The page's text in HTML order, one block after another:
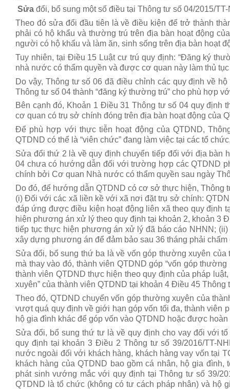
Sửa đổi, bổ sung một số điều tại Thông tư số 04/2015/
Theo đó sửa đổi đầu tiên là về điều kiện để trở thành
phải có hộ khẩu và thường trú trên địa bàn hoạt động
người có hộ khẩu và làm ăn, sinh sống trên địa bàn hoạt
Tuy nhiên, tại Điều 15 Luật cư trú quy định: “Đăng ký
nhà nước có thẩm quyền và được cơ quan này làm thủ
Do vậy, Thông tư số 06 đã điều chỉnh các quy định về
Thông tư số 04 thành “đăng ký thường trú” cho phù hợp
Bên cạnh đó, Khoản 1 Điều 31 Thông tư số 04 quy định
cơ quan có trụ sở chính đóng trên địa bàn hoạt động của
Để phù hợp với thực tiễn hoạt động của QTDND,
QTDND có thể là “viên chức” đang làm việc tại các tổ
Sửa đổi thứ 2 là về quy định chuyển tiếp đối với địa bàn
04 chưa có hướng dẫn đối với trường hợp các QTDND
chính bởi Cơ quan Nhà nước có thẩm quyền sau ngày
Do đó, để hướng dẫn QTDND có cơ sở thực hiện,
(i) Đối với các xã liền kề với xã nơi đặt trụ sở chính:
đáp ứng được điều kiện hoạt động liên xã theo quy định
hiện phương án xử lý theo quy định tại khoản 2, khoản 3
tiếp tục thực hiện phương án xử lý đã báo cáo NHNN;
xây dựng phương án để đảm bảo sau 36 tháng phải
Sửa đổi, bổ sung thứ ba là về vốn góp thường xuyên
mà thay vào đó, thành viên QTDND góp “vốn góp
thành viên QTDND thực hiện theo quy định của pháp
xuyên” của thành viên QTDND tại khoản 4 Điều 45 Thông
Theo đó, QTDND chuyển vốn góp thường xuyên của
vượt quá quy định về giới hạn góp vốn tối đa, thành viên
hộ gia đình khác để góp vốn vào QTDND hoặc được
Sửa đổi, bổ sung thứ tư là về quy định cho vay đối với
quy định tại khoản 3 Điều 2 Thông tư số 39/2016/TT-
nước ngoài đối với khách hàng, khách hàng vay vốn tại
khách hàng của QTDND bao gồm cá nhân, hộ gia
phát sinh vướng mắc với quy định tại Thông tư số 39/
QTDND là tổ chức (không có tư cách pháp nhân) và hộ